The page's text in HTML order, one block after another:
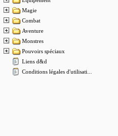
Magie
Combat
Aventure
Monstres
Pouvoirs spéciaux
Liens d&d
Conditions légales d'utilisati...